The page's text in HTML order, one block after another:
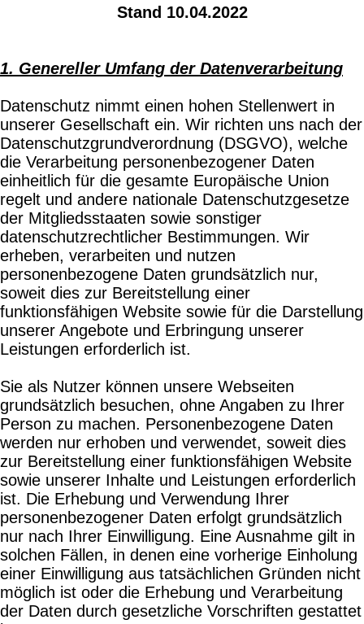
Stand 10.04.2022
1. Genereller Umfang der Datenverarbeitung
Datenschutz nimmt einen hohen Stellenwert in
unserer Gesellschaft ein. Wir richten uns nach der
Datenschutzgrundverordnung (DSGVO), welche
die Verarbeitung personenbezogener Daten
einheitlich für die gesamte Europäische Union
regelt und andere nationale Datenschutzgesetze
der Mitgliedsstaaten sowie sonstiger
datenschutzrechtlicher Bestimmungen. Wir
erheben, verarbeiten und nutzen
personenbezogene Daten grundsätzlich nur,
soweit dies zur Bereitstellung einer
funktionsfähigen Website sowie für die Darstellung
unserer Angebote und Erbringung unserer
Leistungen erforderlich ist.
Sie als Nutzer können unsere Webseiten
grundsätzlich besuchen, ohne Angaben zu Ihrer
Person zu machen. Personenbezogene Daten
werden nur erhoben und verwendet, soweit dies
zur Bereitstellung einer funktionsfähigen Website
sowie unserer Inhalte und Leistungen erforderlich
ist. Die Erhebung und Verwendung Ihrer
personenbezogener Daten erfolgt grundsätzlich
nur nach Ihrer Einwilligung. Eine Ausnahme gilt in
solchen Fällen, in denen eine vorherige Einholung
einer Einwilligung aus tatsächlichen Gründen nicht
möglich ist oder die Erhebung und Verarbeitung
der Daten durch gesetzliche Vorschriften gestattet